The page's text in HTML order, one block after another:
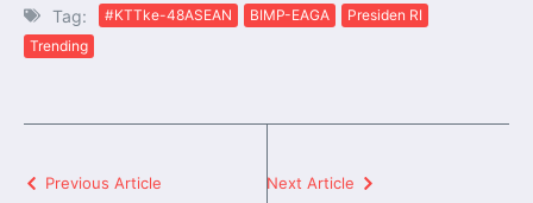
Tag: #KTTke-48ASEAN BIMP-EAGA
Presiden RI
Trending
Previous Article Next Article